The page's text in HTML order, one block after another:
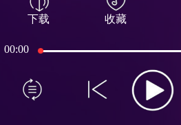
下载 收藏
00:00